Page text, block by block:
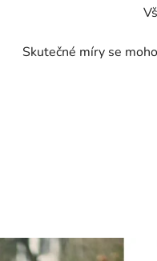
Skutečné míry se